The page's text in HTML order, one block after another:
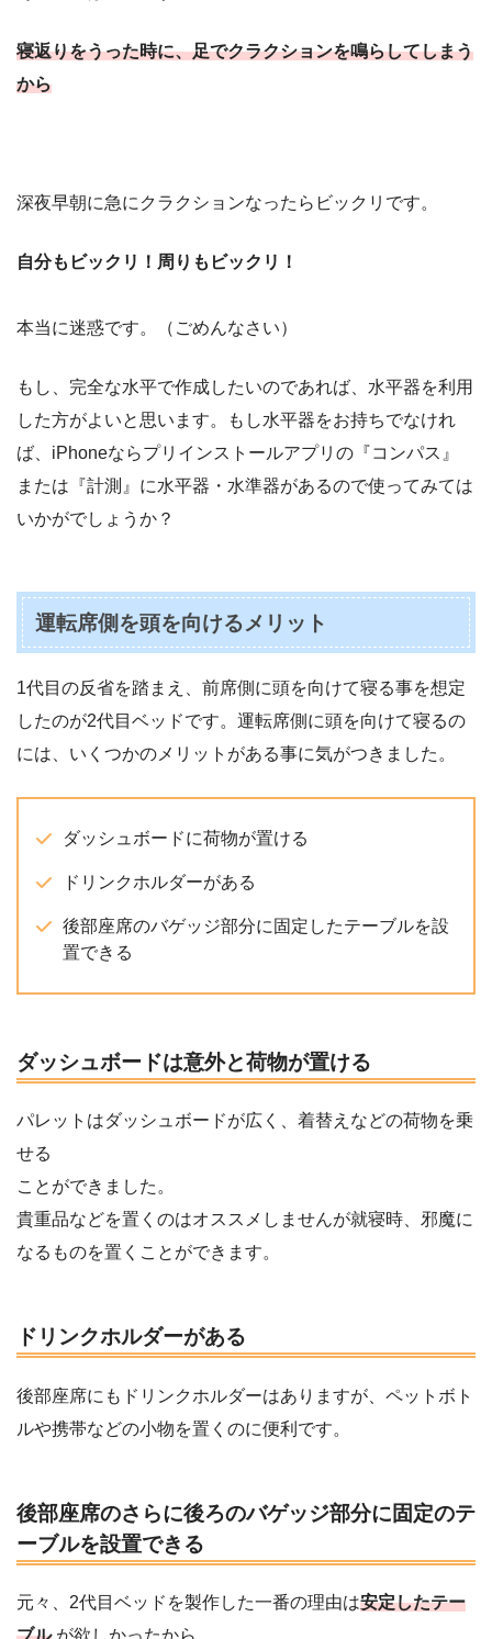
寝返りをうった時に、足でクラクションを鳴らしてしまう
から
深夜早朝に急にクラクションなったらビックリです。
自分もビックリ！周りもビックリ！
本当に迷惑です。（ごめんなさい）
もし、完全な水平で作成したいのであれば、水平器を利用
した方がよいと思います。もし水平器をお持ちでなけれ
ば、iPhoneならプリインストールアプリの『コンパス』
または『計測』に水平器・水準器があるので使ってみては
いかがでしょうか？
運転席側を頭を向けるメリット
1代目の反省を踏まえ、前席側に頭を向けて寝る事を想定
したのが2代目ベッドです。運転席側に頭を向けて寝るの
には、いくつかのメリットがある事に気がつきました。
ダッシュボードに荷物が置ける
ドリンクホルダーがある
後部座席のバゲッジ部分に固定したテーブルを設
置できる
ダッシュボードは意外と荷物が置ける
パレットはダッシュボードが広く、着替えなどの荷物を乗
せる
ことができました。
貴重品などを置くのはオススメしませんが就寝時、邪魔に
なるものを置くことができます。
ドリンクホルダーがある
後部座席にもドリンクホルダーはありますが、ペットボト
ルや携帯などの小物を置くのに便利です。
後部座席のさらに後ろのバゲッジ部分に固定のテ
ーブルを設置できる
元々、2代目ベッドを製作した一番の理由は安定したテー
ブルが欲しかったから。